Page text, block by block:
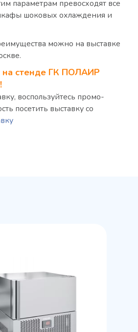
параметрам превосходят все
шоковых охлаждения и
можно на выставке
на стенде ГК ПОЛАИР
воспользуйтесь промо-
посетить выставку со